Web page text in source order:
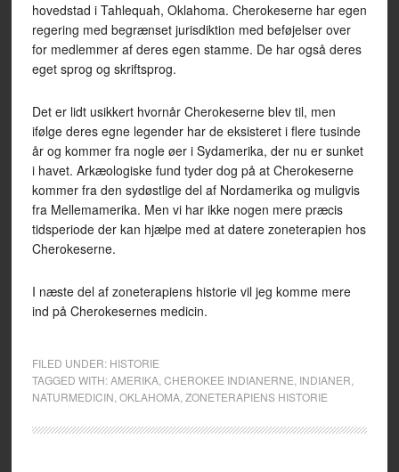
hovedstad i Tahlequah, Oklahoma. Cherokeserne har egen
regering med begrænset jurisdiktion med beføjelser over
for medlemmer af deres egen stamme. De har også deres
eget sprog og skriftsprog.
Det er lidt usikkert hvornår Cherokeserne blev til, men
ifølge deres egne legender har de eksisteret i flere tusinde
år og kommer fra nogle øer i Sydamerika, der nu er sunket
i havet. Arkæologiske fund tyder dog på at Cherokeserne
kommer fra den sydøstlige del af Nordamerika og muligvis
fra Mellemamerika. Men vi har ikke nogen mere præcis
tidsperiode der kan hjælpe med at datere zoneterapien hos
Cherokeserne.
I næste del af zoneterapiens historie vil jeg komme mere
ind på Cherokesernes medicin.
FILED UNDER: HISTORIE
TAGGED WITH:AMERIKA, CHEROKEE INDIANERNE INDIANER
NATURMEDICIN OKLAHOMA, ZONETERAPIENS HISTORIE